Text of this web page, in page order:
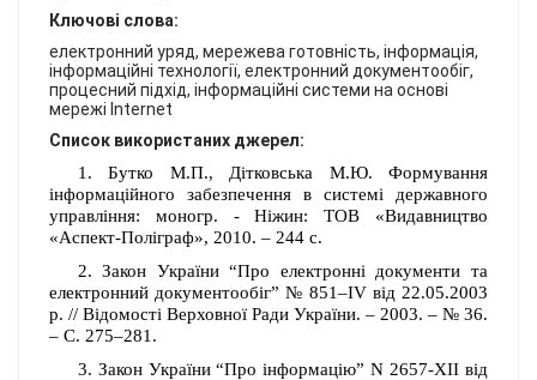
Ключові слова:
електронний уряд, мережева готовність, інформація,
інформаційні технології, електронний документообіг,
процесний підхід, інформаційні системи на основі
мережі Internet
Список використаних джерел:
1. Бутко М.П., Дітковська М.Ю. Формування
інформаційного забезпечення в системі державного
управління: моногр. - Ніжин: ТОВ «Видавництво
«Аспект-Поліграф», 2010. – 244 с.
2. Закон України “Про електронні документи та
електронний документообіг” № 851–IV від 22.05.2003
р. // Відомості Верховної Ради України. – 2003. – № 36.
– С. 275–281.
3. Закон України “Про інформацію” N 2657-XII від